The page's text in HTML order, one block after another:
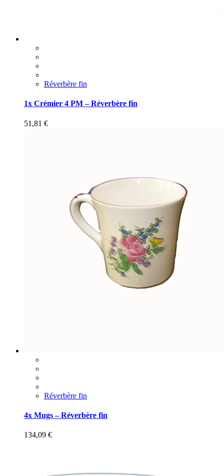
Réverbère fin
1x Crémier 4 PM – Réverbère fin
51,81 €
Réverbère fin
4x Mugs – Réverbère fin
134,09 €